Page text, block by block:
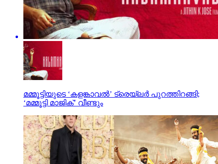
മമ്മൂട്ടിയുടെ ‘കളങ്കാവല്‍’ ട്രെയ്‌ലര്‍ പുറത്തിറങ്ങി;
‘മമ്മൂട്ടി മാജിക്’ വീണ്ടും